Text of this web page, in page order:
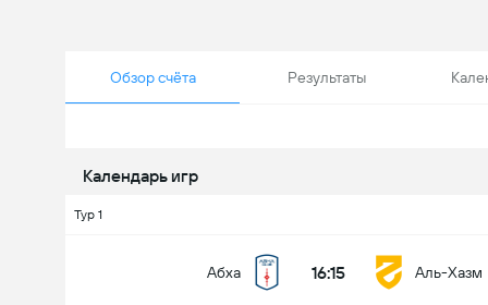
Обзор счёта Результаты
Календарь игр
Тур 1
Абха 16:15 Аль-Хазм